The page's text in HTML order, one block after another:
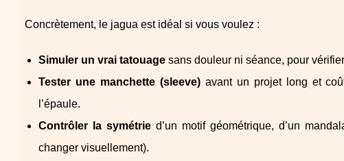
Concrètement, le jagua est idéal si vous voulez :
Simuler un vrai tatouage sans douleur ni séance, pour
Tester une manchette (sleeve)avant un projet long et
l’épaule.
Contrôler la symétrie d’un motif géométrique, d’un
changer visuellement).